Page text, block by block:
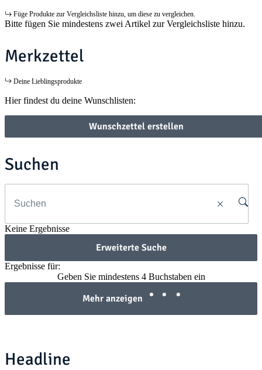
Füge Produkte zur Vergleichsliste hinzu, um diese zu vergleichen.
Bitte fügen Sie mindestens zwei Artikel zur Vergleichsliste hinzu.
Merkzettel
Deine Lieblingsprodukte
Hier findest du deine Wunschlisten:
Wunschzettel erstellen
Suchen
Keine Ergebnisse
Erweiterte Suche
Ergebnisse für:
Geben Sie mindestens 4 Buchstaben ein
Mehr anzeigen
Headline